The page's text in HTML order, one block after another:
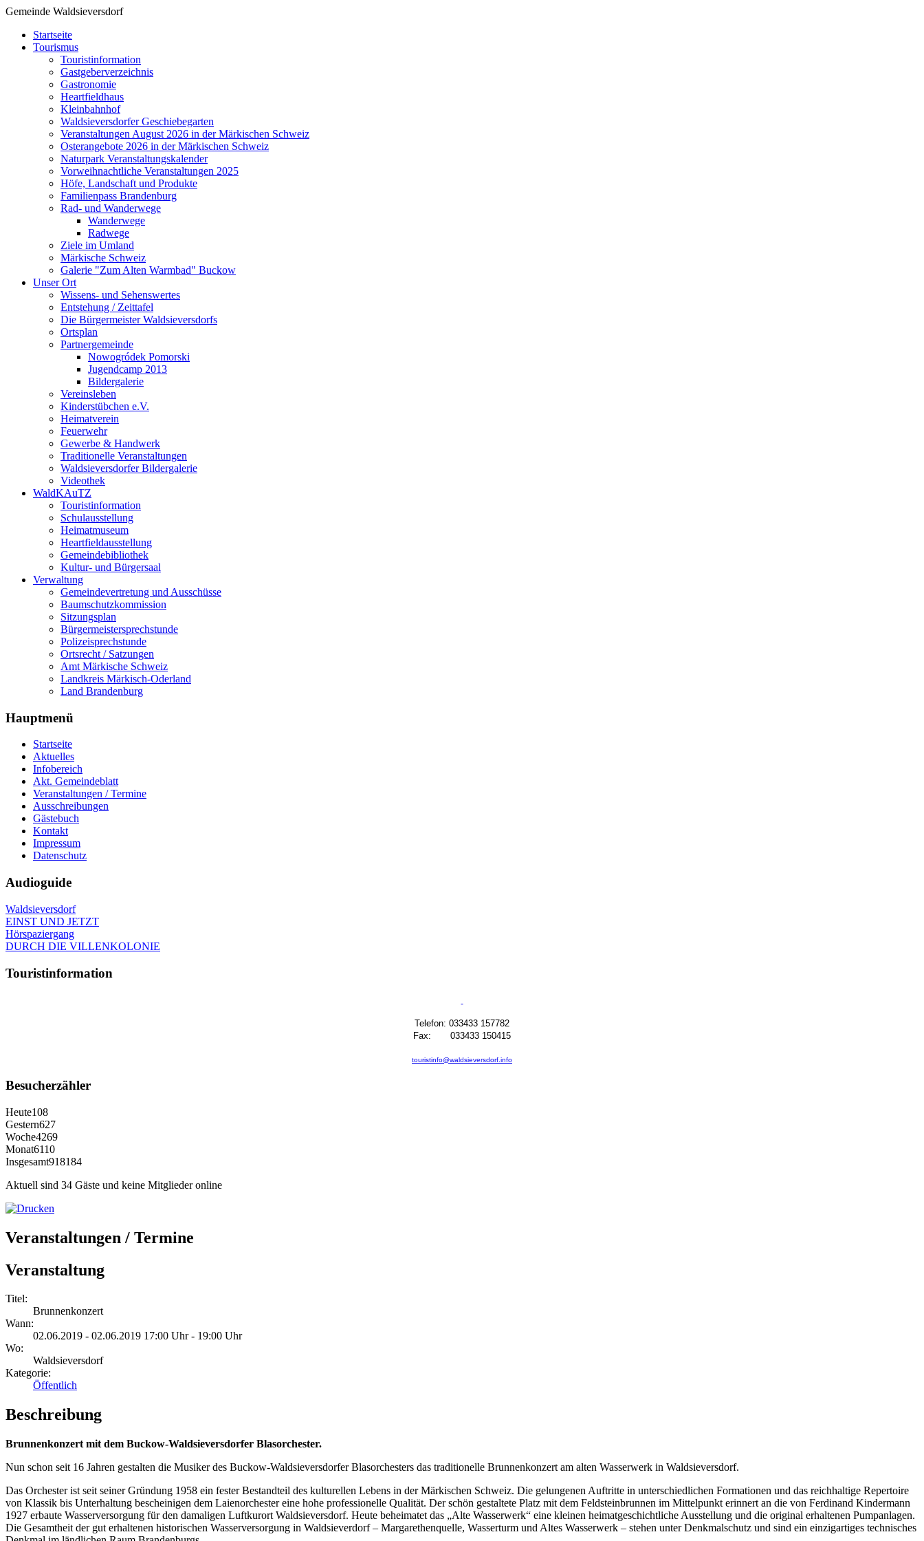
Gemeinde Waldsieversdorf
Startseite
Tourismus
Touristinformation
Gastgeberverzeichnis
Gastronomie
Heartfieldhaus
Kleinbahnhof
Waldsieversdorfer Geschiebegarten
Veranstaltungen August 2026 in der Märkischen Schweiz
Osterangebote 2026 in der Märkischen Schweiz
Naturpark Veranstaltungskalender
Vorweihnachtliche Veranstaltungen 2025
Höfe, Landschaft und Produkte
Familienpass Brandenburg
Rad- und Wanderwege
Wanderwege
Radwege
Ziele im Umland
Märkische Schweiz
Galerie "Zum Alten Warmbad" Buckow
Unser Ort
Wissens- und Sehenswertes
Entstehung / Zeittafel
Die Bürgermeister Waldsieversdorfs
Ortsplan
Partnergemeinde
Nowogródek Pomorski
Jugendcamp 2013
Bildergalerie
Vereinsleben
Kinderstübchen e.V.
Heimatverein
Feuerwehr
Gewerbe & Handwerk
Traditionelle Veranstaltungen
Waldsieversdorfer Bildergalerie
Videothek
WaldKAuTZ
Touristinformation
Schulausstellung
Heimatmuseum
Heartfieldausstellung
Gemeindebibliothek
Kultur- und Bürgersaal
Verwaltung
Gemeindevertretung und Ausschüsse
Baumschutzkommission
Sitzungsplan
Bürgermeistersprechstunde
Polizeisprechstunde
Ortsrecht / Satzungen
Amt Märkische Schweiz
Landkreis Märkisch-Oderland
Land Brandenburg
Hauptmenü
Startseite
Aktuelles
Infobereich
Akt. Gemeindeblatt
Veranstaltungen / Termine
Ausschreibungen
Gästebuch
Kontakt
Impressum
Datenschutz
Audioguide
Waldsieversdorf
EINST UND JETZT
Hörspaziergang
DURCH DIE VILLENKOLONIE
Touristinformation
Telefon: 033433 157782
Fax: 033433 150415
touristinfo@waldsieversdorf.info
Besucherzähler
Heute108
Gestern627
Woche4269
Monat6110
Insgesamt918184
Aktuell sind 34 Gäste und keine Mitglieder online
Veranstaltungen / Termine
Veranstaltung
Titel:
Brunnenkonzert
Wann:
02.06.2019 - 02.06.2019 17:00 Uhr - 19:00 Uhr
Wo:
Waldsieversdorf
Kategorie:
Öffentlich
Beschreibung
Brunnenkonzert mit dem Buckow-Waldsieversdorfer Blasorchester.
Nun schon seit 16 Jahren gestalten die Musiker des Buckow-Waldsieversdorfer Blasorchesters das traditionelle Brunnenkonzert am alten Wasserwerk in Waldsieversdorf.
Das Orchester ist seit seiner Gründung 1958 ein fester Bestandteil des kulturellen Lebens in der Märkischen Schweiz. Die gelungenen Auftritte in unterschiedlichen Formationen und das reichhaltige Repertoire
von Klassik bis Unterhaltung bescheinigen dem Laienorchester eine hohe professionelle Qualität. Der schön gestaltete Platz mit dem Feldsteinbrunnen im Mittelpunkt erinnert an die von Ferdinand Kindermann
1927 erbaute Wasserversorgung für den damaligen Luftkurort Waldsieversdorf. Heute beheimatet das „Alte Wasserwerk“ eine kleinen heimatgeschichtliche Ausstellung und die original erhaltenen Pumpanlagen.
Die Gesamtheit der gut erhaltenen historischen Wasserversorgung in Waldsieverdorf – Margarethenquelle, Wasserturm und Altes Wasserwerk – stehen unter Denkmalschutz und sind ein einzigartiges technisches